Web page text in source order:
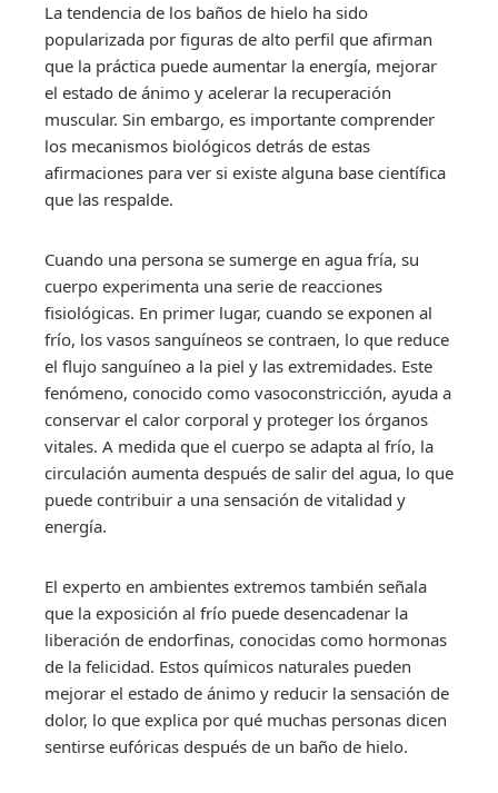
La tendencia de los baños de hielo ha sido
popularizada por figuras de alto perfil que afirman
que la práctica puede aumentar la energía, mejorar
el estado de ánimo y acelerar la recuperación
muscular. Sin embargo, es importante comprender
los mecanismos biológicos detrás de estas
afirmaciones para ver si existe alguna base científica
que las respalde.
Cuando una persona se sumerge en agua fría, su
cuerpo experimenta una serie de reacciones
fisiológicas. En primer lugar, cuando se exponen al
frío, los vasos sanguíneos se contraen, lo que reduce
el flujo sanguíneo a la piel y las extremidades. Este
fenómeno, conocido como vasoconstricción, ayuda a
conservar el calor corporal y proteger los órganos
vitales. A medida que el cuerpo se adapta al frío, la
circulación aumenta después de salir del agua, lo que
puede contribuir a una sensación de vitalidad y
energía.
El experto en ambientes extremos también señala
que la exposición al frío puede desencadenar la
liberación de endorfinas, conocidas como hormonas
de la felicidad. Estos químicos naturales pueden
mejorar el estado de ánimo y reducir la sensación de
dolor, lo que explica por qué muchas personas dicen
sentirse eufóricas después de un baño de hielo.